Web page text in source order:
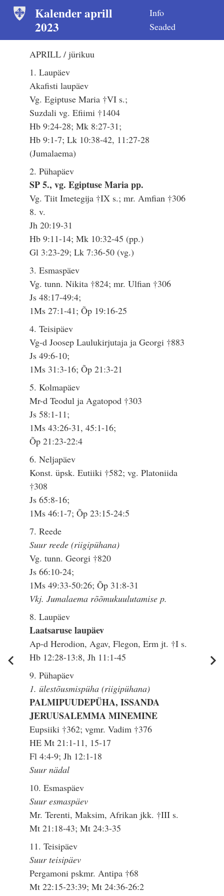
Kalender aprill
2023
Info
Seaded
APRILL / jürikuu
1. Laupäev
Akafisti laupäev
Vg. Egiptuse Maria †VI s.;
Suzdali vg. Efiimi †1404
Hb 9:24-28; Mk 8:27-31;
Hb 9:1-7; Lk 10:38-42, 11:27-28
(Jumalaema)
2. Pühapäev
SP 5., vg. Egiptuse Maria pp.
Vg. Tiit Imetegija †IX s.; mr. Amfian †306
8. v.
Jh 20:19-31
Hb 9:11-14; Mk 10:32-45 (pp.)
Gl 3:23-29; Lk 7:36-50 (vg.)
3. Esmaspäev
Vg. tunn. Nikita †824; mr. Ulfian †306
Js 48:17-49:4;
1Ms 27:1-41; Õp 19:16-25
4. Teisipäev
Vg-d Joosep Laulukirjutaja ja Georgi †883
Js 49:6-10;
1Ms 31:3-16; Õp 21:3-21
5. Kolmapäev
Mr-d Teodul ja Agatopod †303
Js 58:1-11;
1Ms 43:26-31, 45:1-16;
Õp 21:23-22:4
6. Neljapäev
Konst. üpsk. Eutiiki †582; vg. Platoniida
†308
Js 65:8-16;
1Ms 46:1-7; Õp 23:15-24:5
7. Reede
Suur reede (riigipühana)
Vg. tunn. Georgi †820
Js 66:10-24;
1Ms 49:33-50:26; Õp 31:8-31
Vkj. Jumalaema rõõmukuulutamise p.
8. Laupäev
Laatsaruse laupäev
Ap-d Herodion, Agav, Flegon, Erm jt. †I s.
Hb 12:28-13:8, Jh 11:1-45
9. Pühapäev
1. ülestõusmispüha (riigipühana)
PALMIPUUDEPÜHA, ISSANDA
JERUUSALEMMA MINEMINE
Eupsiiki †362; vgmr. Vadim †376
HE Mt 21:1-11, 15-17
Fl 4:4-9; Jh 12:1-18
Suur nädal
10. Esmaspäev
Suur esmaspäev
Mr. Terenti, Maksim, Afrikan jkk. †III s.
Mt 21:18-43; Mt 24:3-35
11. Teisipäev
Suur teisipäev
Pergamoni pskmr. Antipa †68
Mt 22:15-23:39; Mt 24:36-26:2